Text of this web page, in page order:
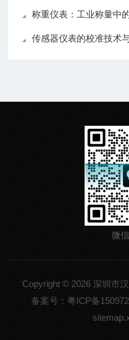
称重仪表：工业称量中
传感器仪表的校准技术
微
Copyright © 2026 深圳市
备案号：粤ICP备